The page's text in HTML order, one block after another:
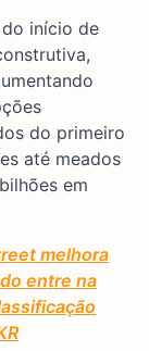
início de
do primeiro
até meados
em
melhora
entre na